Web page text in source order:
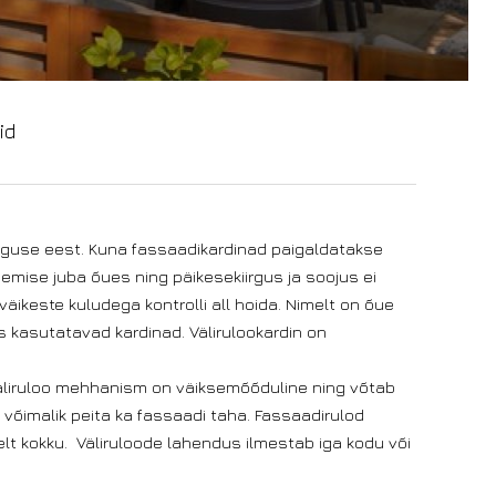
eest. Kuna fassaadikardinad paigaldatakse
juba õues ning päikesekiirgus ja soojus ei
kuludega kontrolli all hoida. Nimelt on õue
kardinad. Välirulookardin on
mehhanism on väiksemõõduline ning võtab
peita ka fassaadi taha. Fassaadirulod
kokku. Väliruloode lahendus ilmestab iga kodu või